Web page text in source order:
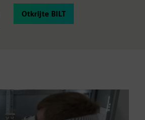
Otkrijte BILT